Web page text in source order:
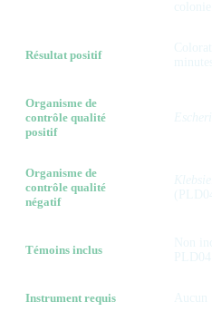
Résultat positif
Organisme de
contrôle qualité
positif
Organisme de
contrôle qualité
négatif
Témoins inclus
Instrument requis